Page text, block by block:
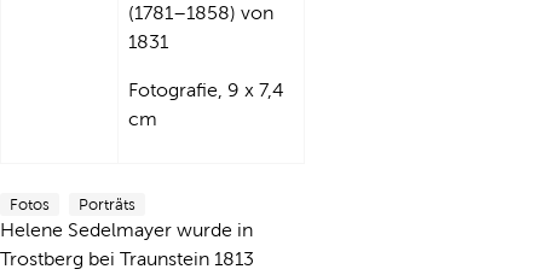
(1781–1858) von
1831
Fotografie, 9 x 7,4
cm
Fotos Porträts
Helene Sedelmayer wurde in
Trostberg bei Traunstein 1813